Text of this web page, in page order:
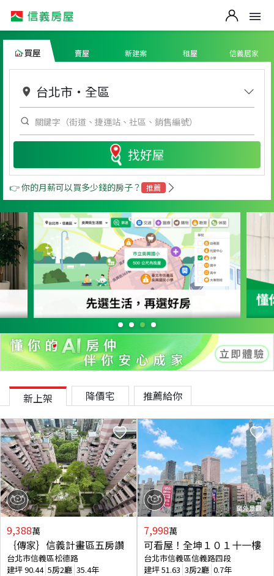
買屋 賣屋 新建案 租屋 信義居家
台北市 ・ 全區
找好屋
👉 你的月薪可以買多少錢的房子？ 推薦
新上架 降價宅 推薦給你
9,388萬
｛傳家｝信義計畫區五房讚
台北市信義區松德路
建坪90.44 5房2廳 35.4年
7,998萬
可看屋！全坤１０１十一樓
台北市信義區信義路四段
建坪51.63 3房2廳 0.7年